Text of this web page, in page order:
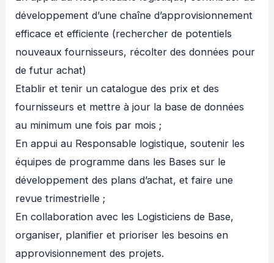
développement d’une chaîne d’approvisionnement
efficace et efficiente (rechercher de potentiels
nouveaux fournisseurs, récolter des données pour
de futur achat)
Etablir et tenir un catalogue des prix et des
fournisseurs et mettre à jour la base de données
au minimum une fois par mois ;
En appui au Responsable logistique, soutenir les
équipes de programme dans les Bases sur le
développement des plans d’achat, et faire une
revue trimestrielle ;
En collaboration avec les Logisticiens de Base,
organiser, planifier et prioriser les besoins en
approvisionnement des projets.